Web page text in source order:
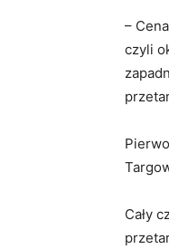
–
czyli
Cały